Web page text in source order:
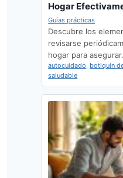
Hogar
Guías prácticas
Descubre los
revisarse
hogar para
autocuidado, botiquín
saludable